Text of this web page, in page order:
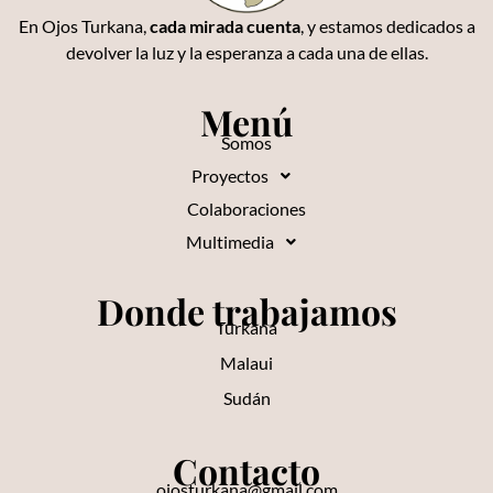
En Ojos Turkana,cada mirada cuenta, y estamos dedicados a
devolver la luz y la esperanza a cada una de ellas.
Menú
Somos
Proyectos
Colaboraciones
Multimedia
Donde trabajamos
Turkana
Malaui
Sudán
Contacto